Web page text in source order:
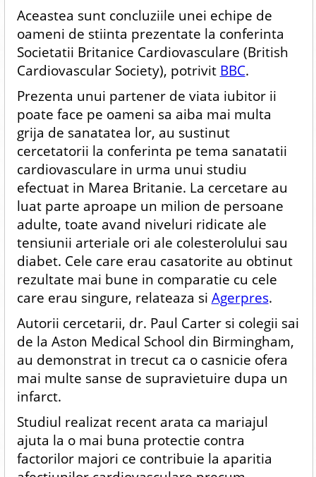
Aceastea sunt concluziile unei echipe de
oameni de stiinta prezentate la conferinta
Societatii Britanice Cardiovasculare (British
Cardiovascular Society), potrivit BBC.
Prezenta unui partener de viata iubitor ii
poate face pe oameni sa aiba mai multa
grija de sanatatea lor, au sustinut
cercetatorii la conferinta pe tema sanatatii
cardiovasculare in urma unui studiu
efectuat in Marea Britanie. La cercetare au
luat parte aproape un milion de persoane
adulte, toate avand niveluri ridicate ale
tensiunii arteriale ori ale colesterolului sau
diabet. Cele care erau casatorite au obtinut
rezultate mai bune in comparatie cu cele
care erau singure, relateaza si Agerpres.
Autorii cercetarii, dr. Paul Carter si colegii sai
de la Aston Medical School din Birmingham,
au demonstrat in trecut ca o casnicie ofera
mai multe sanse de supravietuire dupa un
infarct.
Studiul realizat recent arata ca mariajul
ajuta la o mai buna protectie contra
factorilor majori ce contribuie la aparitia